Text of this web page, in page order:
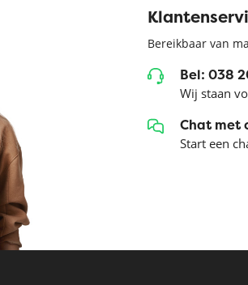
Bereikbaar van
Bel: 038
Wij staan
Chat met
Start een